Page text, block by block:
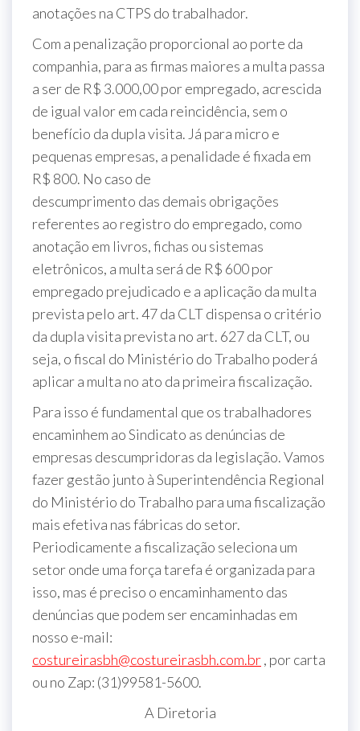
anotações na CTPS do trabalhador.
Com a penalização proporcional ao porte da
companhia, para as firmas maiores a multa passa
a ser de R$ 3.000,00 por empregado, acrescida
de igual valor em cada reincidência, sem o
benefício da dupla visita. Já para micro e
pequenas empresas, a penalidade é fixada em
R$ 800. No caso de
descumprimento das demais obrigações
referentes ao registro do empregado, como
anotação em livros, fichas ou sistemas
eletrônicos, a multa será de R$ 600 por
empregado prejudicado e a aplicação da multa
prevista pelo art. 47 da CLT dispensa o critério
da dupla visita prevista no art. 627 da CLT, ou
seja, o fiscal do Ministério do Trabalho poderá
aplicar a multa no ato da primeira fiscalização.
Para isso é fundamental que os trabalhadores
encaminhem ao Sindicato as denúncias de
empresas descumpridoras da legislação. Vamos
fazer gestão junto à Superintendência Regional
do Ministério do Trabalho para uma fiscalização
mais efetiva nas fábricas do setor.
Periodicamente a fiscalização seleciona um
setor onde uma força tarefa é organizada para
isso, mas é preciso o encaminhamento das
denúncias que podem ser encaminhadas em
nosso e-mail:
costureirasbh@costureirasbh.com.br, por carta
ou no Zap: (31)99581-5600.
A Diretoria